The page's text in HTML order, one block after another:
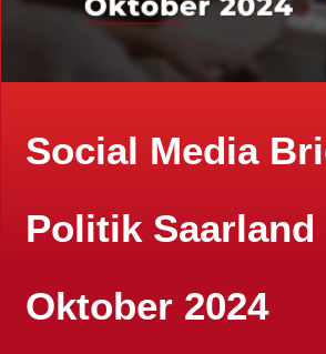
Social Media
Politik Saarland
Oktober 2024